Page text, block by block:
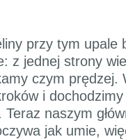
przy tym upale
z jednej strony
czym prędzej.
i
naszym
jak umie,